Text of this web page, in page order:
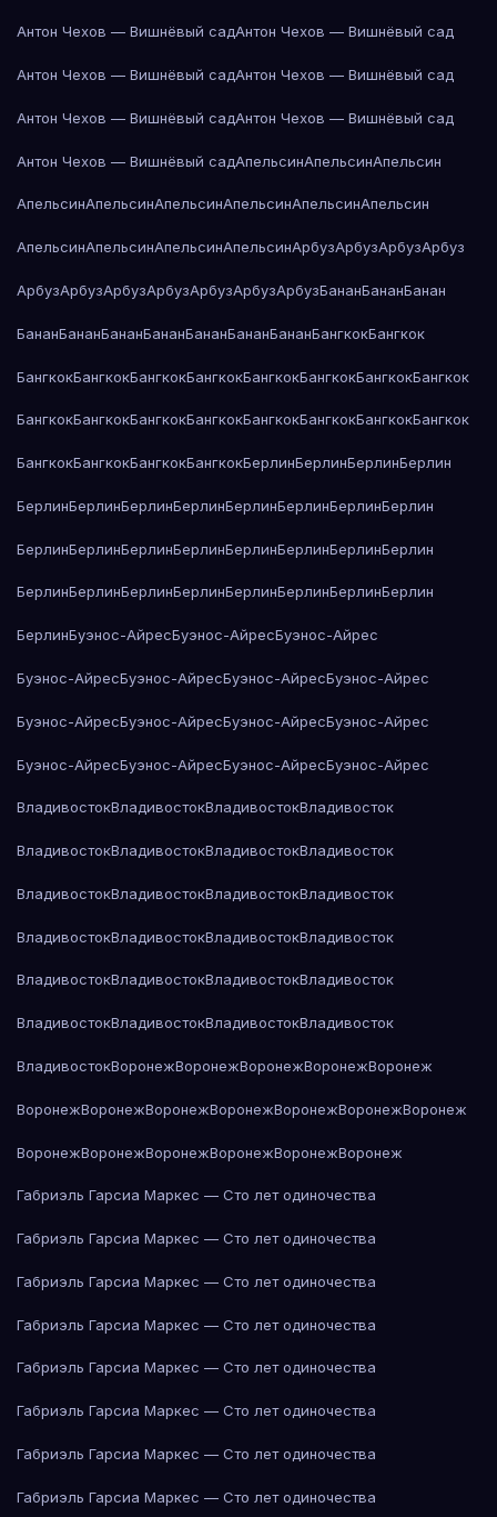
Антон Чехов — Вишнёвый садАнтон Чехов — Вишнёвый сад
Антон Чехов — Вишнёвый садАнтон Чехов — Вишнёвый сад
Антон Чехов — Вишнёвый садАнтон Чехов — Вишнёвый сад
Антон Чехов — Вишнёвый садАпельсинАпельсинАпельсин
АпельсинАпельсинАпельсинАпельсинАпельсинАпельсин
АпельсинАпельсинАпельсинАпельсинАрбузАрбузАрбузАрбуз
АрбузАрбузАрбузАрбузАрбузАрбузАрбузБананБананБанан
БананБананБананБананБананБананБананБангкокБангкок
БангкокБангкокБангкокБангкокБангкокБангкокБангкокБангкок
БангкокБангкокБангкокБангкокБангкокБангкокБангкокБангкок
БангкокБангкокБангкокБангкокБерлинБерлинБерлинБерлин
БерлинБерлинБерлинБерлинБерлинБерлинБерлинБерлин
БерлинБерлинБерлинБерлинБерлинБерлинБерлинБерлин
БерлинБерлинБерлинБерлинБерлинБерлинБерлинБерлин
БерлинБуэнос-АйресБуэнос-АйресБуэнос-Айрес
Буэнос-АйресБуэнос-АйресБуэнос-АйресБуэнос-Айрес
Буэнос-АйресБуэнос-АйресБуэнос-АйресБуэнос-Айрес
Буэнос-АйресБуэнос-АйресБуэнос-АйресБуэнос-Айрес
ВладивостокВладивостокВладивостокВладивосток
ВладивостокВладивостокВладивостокВладивосток
ВладивостокВладивостокВладивостокВладивосток
ВладивостокВладивостокВладивостокВладивосток
ВладивостокВладивостокВладивостокВладивосток
ВладивостокВладивостокВладивостокВладивосток
ВладивостокВоронежВоронежВоронежВоронежВоронеж
ВоронежВоронежВоронежВоронежВоронежВоронежВоронеж
ВоронежВоронежВоронежВоронежВоронежВоронеж
Габриэль Гарсиа Маркес — Сто лет одиночества
Габриэль Гарсиа Маркес — Сто лет одиночества
Габриэль Гарсиа Маркес — Сто лет одиночества
Габриэль Гарсиа Маркес — Сто лет одиночества
Габриэль Гарсиа Маркес — Сто лет одиночества
Габриэль Гарсиа Маркес — Сто лет одиночества
Габриэль Гарсиа Маркес — Сто лет одиночества
Габриэль Гарсиа Маркес — Сто лет одиночества